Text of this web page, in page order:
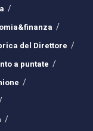
del Direttore
a puntate